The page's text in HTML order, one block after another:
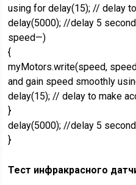
using for delay(15); // delay
delay(5000); //delay 5
speed—)
{
myMotors.write(speed,
and gain speed smoothly
delay(15); // delay to make
}
delay(5000); //delay 5
}
Тест инфракрасного